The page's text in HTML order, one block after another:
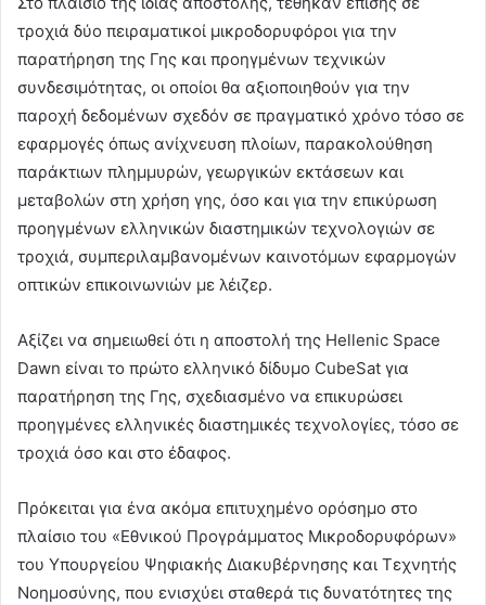
τροχιά δύο πειραματικοί μικροδορυφόροι για την
παρατήρηση της Γης και προηγμένων τεχνικών
συνδεσιμότητας, οι οποίοι θα αξιοποιηθούν για την
παροχή δεδομένων σχεδόν σε πραγματικό χρόνο τόσο σε
εφαρμογές όπως ανίχνευση πλοίων, παρακολούθηση
παράκτιων πλημμυρών, γεωργικών εκτάσεων και
μεταβολών στη χρήση γης, όσο και για την επικύρωση
προηγμένων ελληνικών διαστημικών τεχνολογιών σε
τροχιά, συμπεριλαμβανομένων καινοτόμων εφαρμογών
οπτικών επικοινωνιών με λέιζερ.
Αξίζει να σημειωθεί ότι η αποστολή της Hellenic Space
Dawn είναι το πρώτο ελληνικό δίδυμο CubeSat για
παρατήρηση της Γης, σχεδιασμένο να επικυρώσει
προηγμένες ελληνικές διαστημικές τεχνολογίες, τόσο σε
τροχιά όσο και στο έδαφος.
Πρόκειται για ένα ακόμα επιτυχημένο ορόσημο στο
πλαίσιο του «Εθνικού Προγράμματος Μικροδορυφόρων»
του Υπουργείου Ψηφιακής Διακυβέρνησης και Τεχνητής
Νοημοσύνης, που ενισχύει σταθερά τις δυνατότητες της